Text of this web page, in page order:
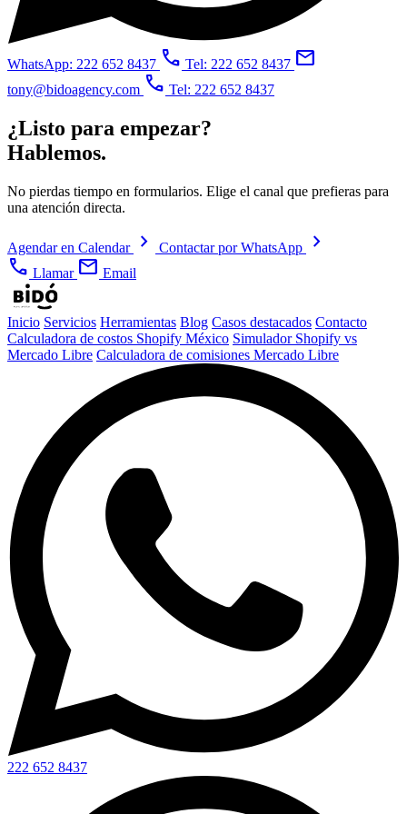
WhatsApp: 222 652 8437 call Tel: 222 652 8437 mail
tony@bidoagency.com call Tel: 222 652 8437
¿Listo para empezar?
Hablemos.
No pierdas tiempo en formularios. Elige el canal que prefieras para
una atención directa.
Agendar en Calendar chevron_right Contactar por WhatsApp
chevron_right
call Llamar mail Email
Inicio Servicios Herramientas Blog Casos destacados Contacto
Calculadora de costos Shopify México Simulador Shopify vs
Mercado Libre Calculadora de comisiones Mercado Libre
222 652 8437